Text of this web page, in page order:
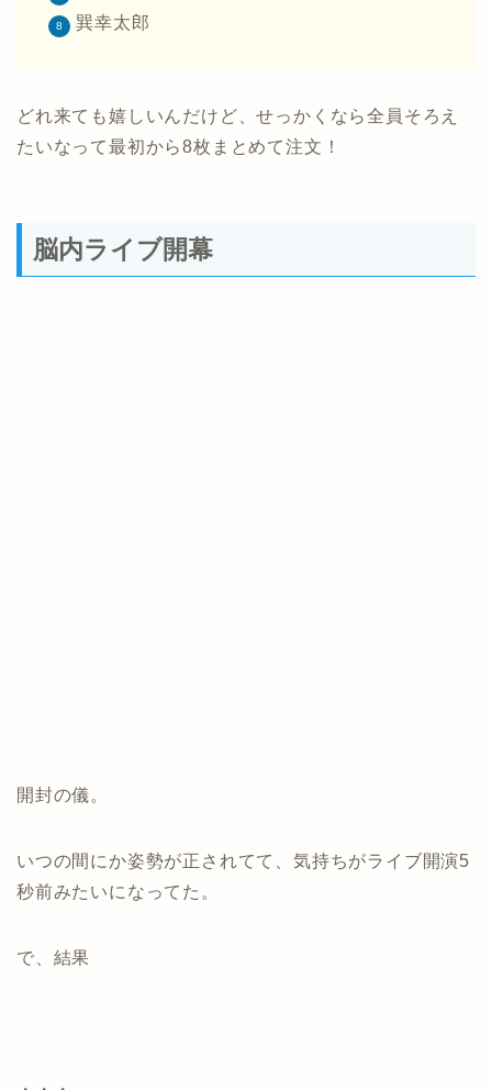
巽幸太郎
どれ来ても嬉しいんだけど、せっかくなら全員そろえ
たいなって最初から8枚まとめて注文！
脳内ライブ開幕
開封の儀。
いつの間にか姿勢が正されてて、気持ちがライブ開演5
秒前みたいになってた。
で、結果